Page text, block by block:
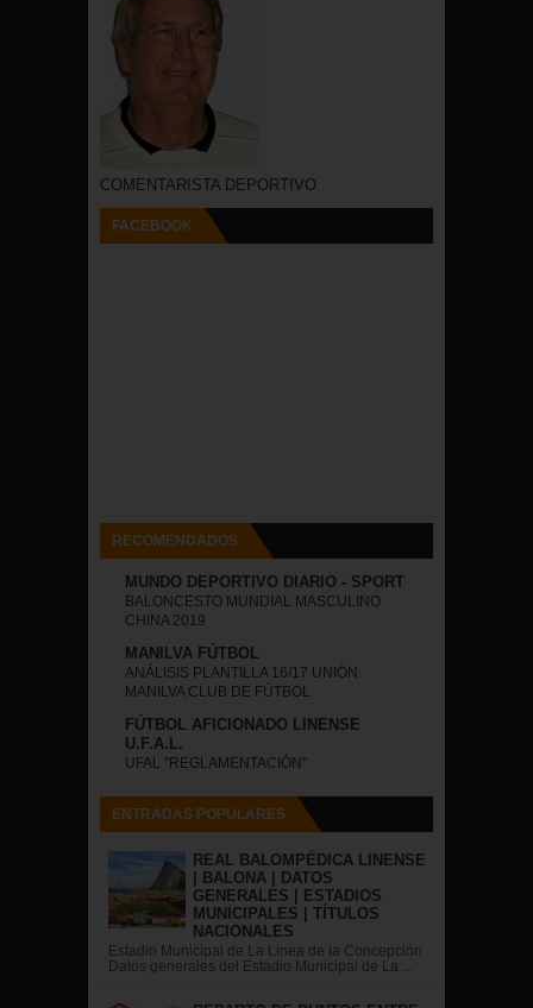
COMENTARISTA DEPORTIVO
FACEBOOK
RECOMENDADOS
MUNDO DEPORTIVO DIARIO - SPORT
BALONCESTO MUNDIAL MASCULINO
CHINA 2019
MANILVA FÚTBOL
ANÁLISIS PLANTILLA 16/17 UNIÓN
MANILVA CLUB DE FÚTBOL
FÚTBOL AFICIONADO LINENSE
U.F.A.L.
UFAL "REGLAMENTACIÓN"
ENTRADAS POPULARES
REAL BALOMPÉDICA LINENSE
| BALONA | DATOS
GENERALES | ESTADIOS
MUNICIPALES | TÍTULOS
NACIONALES
Estadio Municipal de La Linea de la Concepción
Datos generales del Estadio Municipal de La ...